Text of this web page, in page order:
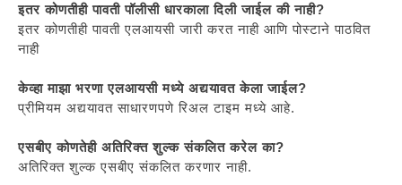
इतर कोणतीही पावती पॉलीसी धारकाला दिली जाईल की नाही?
इतर कोणतीही पावती एलआयसी जारी करत नाही आणि पोस्टाने पाठवित
नाही
केव्हा माझा भरणा एलआयसी मध्ये अद्ययावत केला जाईल?
प्रीमियम अद्ययावत साधारणपणे रिअल टाइम मध्ये आहे.
एसबीए कोणतेही अतिरिक्त शुल्क संकलित करेल का?
अतिरिक्त शुल्क एसबीए संकलित करणार नाही.